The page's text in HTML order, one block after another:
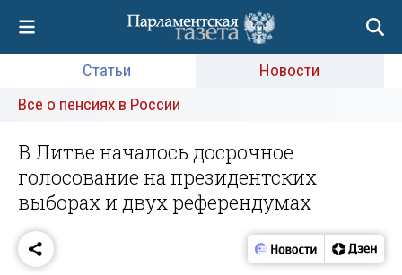
Статьи
Новости
Все о пенсиях в России
В Литве началось досрочное
голосование на президентских
выборах и двух референдумах